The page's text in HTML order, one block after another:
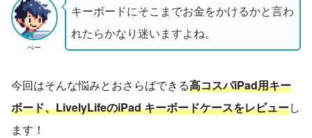
ぺー
キーボードにそこまでお金をかけるかと言わ
れたらかなり迷いますよね。
今回はそんな悩みとおさらばできる高コスパiPad用キー
ボード、LivelyLifeのiPad キーボードケースをレビューし
ます！